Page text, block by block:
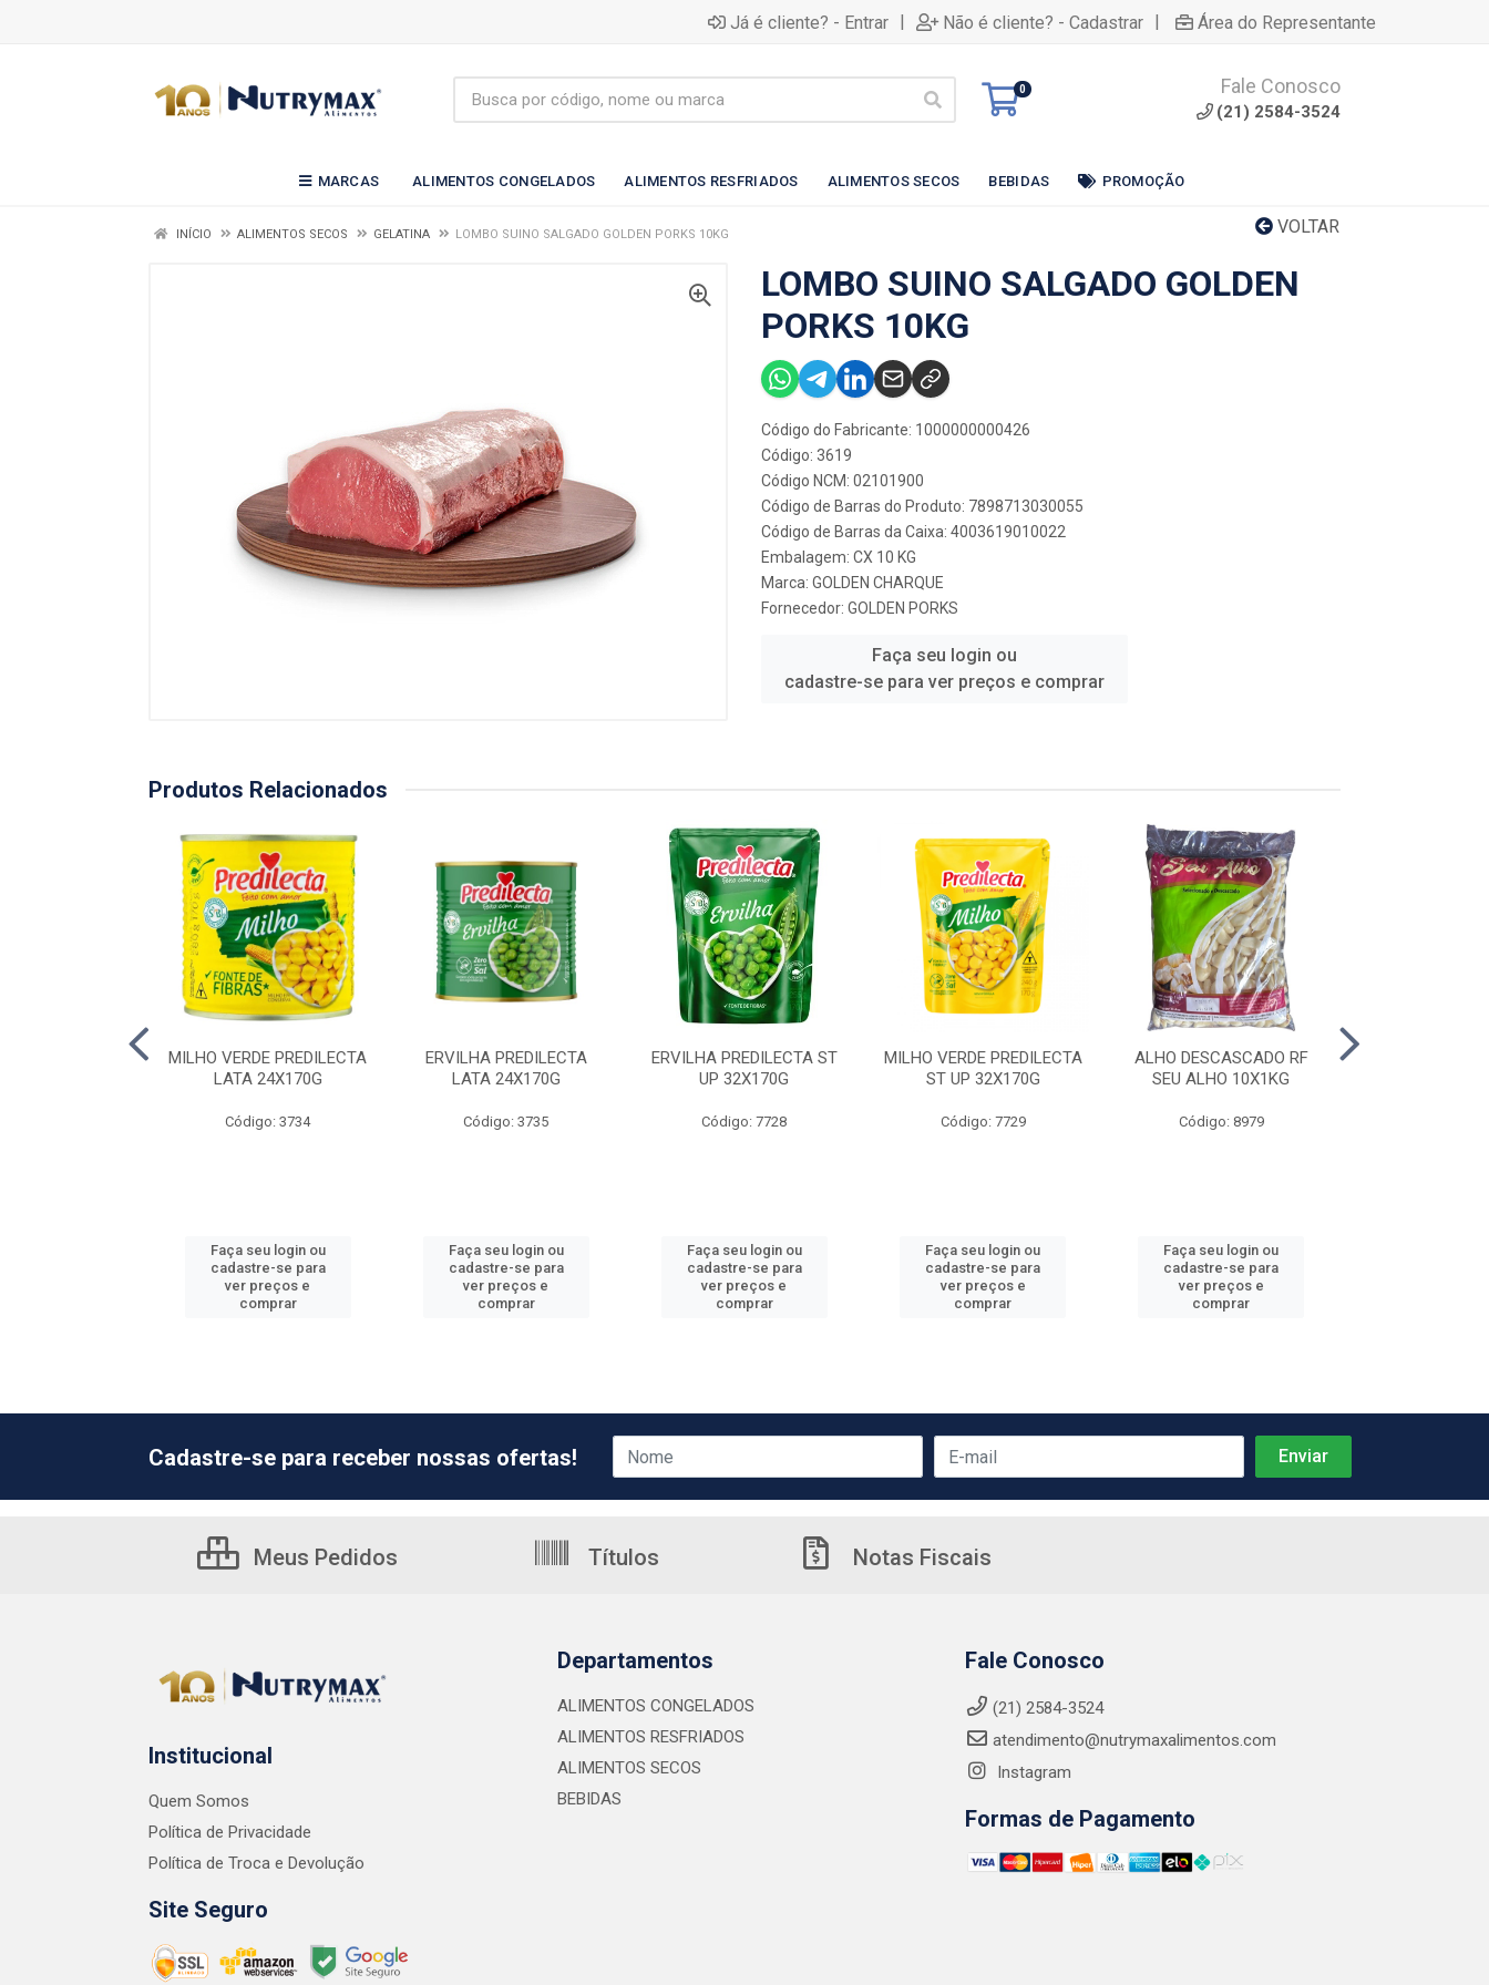
Já é cliente? - Entrar | Não é cliente? - Cadastrar | Área do Representante
0 Fale Conosco
(21) 2584-3524
MARCAS ALIMENTOS CONGELADOS ALIMENTOS RESFRIADOS ALIMENTOS SECOS BEBIDAS PROMOÇÃO
VOLTAR
INÍCIO ALIMENTOS SECOS GELATINA LOMBO SUINO SALGADO GOLDEN PORKS 10KG
LOMBO SUINO SALGADO GOLDEN
PORKS 10KG
Código do Fabricante: 1000000000426
Código: 3619
Código NCM: 02101900
Código de Barras do Produto: 7898713030055
Código de Barras da Caixa: 4003619010022
Embalagem: CX 10 KG
Marca: GOLDEN CHARQUE
Fornecedor: GOLDEN PORKS
Faça seu login ou
cadastre-se para ver preços e comprar
Produtos Relacionados
MILHO VERDE PREDILECTA
LATA 24X170G
Código: 3734
Faça seu login ou
cadastre-se para
ver preços e
comprar
ERVILHA PREDILECTA
LATA 24X170G
Código: 3735
Faça seu login ou
cadastre-se para
ver preços e
comprar
ERVILHA PREDILECTA ST
UP 32X170G
Código: 7728
Faça seu login ou
cadastre-se para
ver preços e
comprar
MILHO VERDE PREDILECTA
ST UP 32X170G
Código: 7729
Faça seu login ou
cadastre-se para
ver preços e
comprar
ALHO DESCASCADO RF
SEU ALHO 10X1KG
Código: 8979
Faça seu login ou
cadastre-se para
ver preços e
comprar
Cadastre-se para receber nossas ofertas!
Meus Pedidos Títulos Notas Fiscais
Institucional
Quem Somos
Política de Privacidade
Política de Troca e Devolução
Site Seguro
Departamentos
ALIMENTOS CONGELADOS
ALIMENTOS RESFRIADOS
ALIMENTOS SECOS
BEBIDAS
Fale Conosco
(21) 2584-3524
atendimento@nutrymaxalimentos.com
Instagram
Formas de Pagamento